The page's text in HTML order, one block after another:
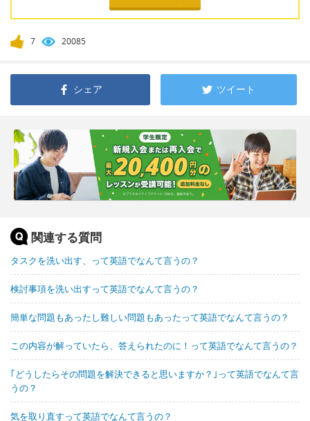
7 20085
シェア ツイート
関連する質問
タスクを洗い出す、って英語でなんて言うの？
検討事項を洗い出すって英語でなんて言うの？
簡単な問題もあったし難しい問題もあったって英語でなんて言うの？
この内容が解っていたら、答えられたのに！って英語でなんて言うの？
｢どうしたらその問題を解決できると思いますか？｣って英語でなんて言
うの？
気を取り直すって英語でなんて言うの？